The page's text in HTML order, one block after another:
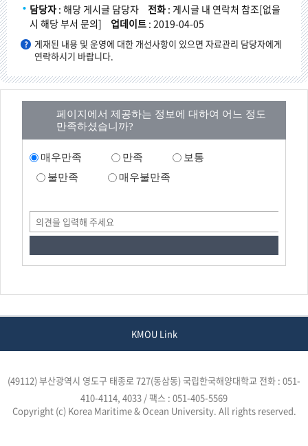
담당자 : 해당 게시글 담당자 전화 : 게시글 내 연락처 참조[없을
시 해당 부서 문의]
업데이트 : 2019-04-05
게재된 내용 및 운영에 대한 개선사항이 있으면 자료관리 담당자에게
연락하시기 바랍니다.
페이지에서 제공하는 정보에 대하여 어느 정도
만족하셨습니까?
매우만족 만족
보통
불만족
매우불만족
KMOU Link
(49112) 부산광역시 영도구 태종로 727(동삼동) 국립한국해양대학교 전화 : 051-
410-4114, 4033 / 팩스 : 051-405-5569
Copyright (c) Korea Maritime & Ocean University. All rights reserved.